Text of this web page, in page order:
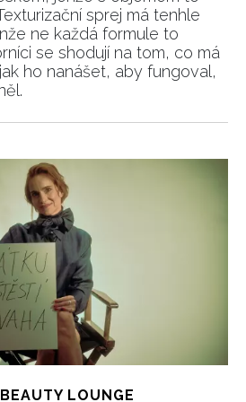
sprej má tenhle
ne každá formule to
se shodují na tom, co má
ho nanášet, aby fungoval,
LOUNGE